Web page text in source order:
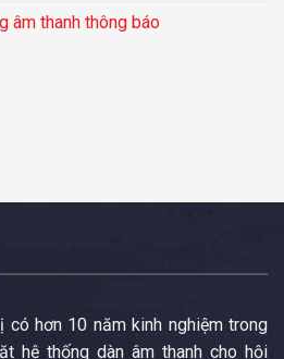
âm thanh thông báo
có hơn 10 năm kinh nghiệm trong
hệ thống dàn âm thanh cho hội